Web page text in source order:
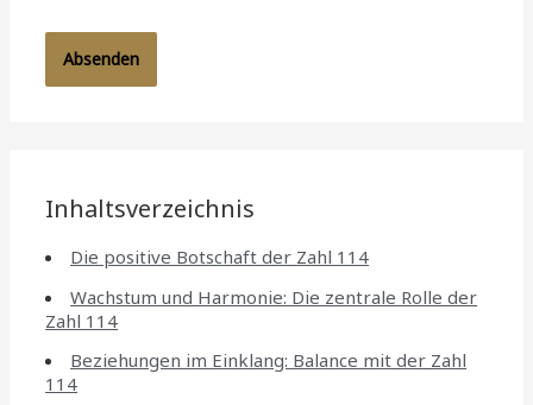
Inhaltsverzeichnis
Die positive Botschaft der Zahl 114
Wachstum und Harmonie: Die zentrale Rolle der
Zahl 114
Beziehungen im Einklang: Balance mit der Zahl
114